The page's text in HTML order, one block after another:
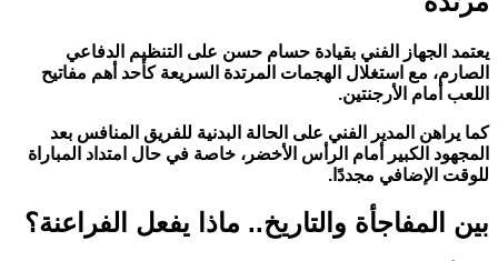
يعتمد الجهاز الفني بقيادة حسام حسن على التنظيم الدفاعي
الصارم، مع استغلال الهجمات المرتدة السريعة كأحد أهم مفاتيح
اللعب أمام الأرجنتين.
كما يراهن المدير الفني على الحالة البدنية للفريق المنافس بعد
المجهود الكبير أمام الرأس الأخضر، خاصة في حال امتداد المباراة
للوقت الإضافي مجددًا.
بين المفاجأة والتاريخ.. ماذا يفعل الفراعنة؟